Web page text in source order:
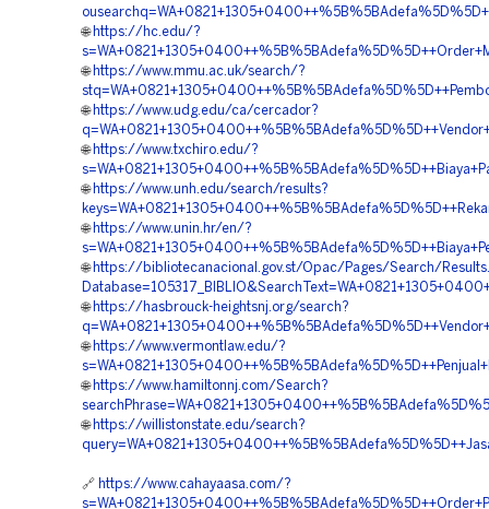
🌐 https://hc.edu/?
🌐 https://www.mmu.ac.uk/search/?
🌐 https://www.udg.edu/ca/cercador?
🌐 https://www.txchiro.edu/?
🌐 https://www.unh.edu/search/results?
🌐 https://www.unin.hr/en/?
🌐 https://bibliotecanacional.gov.st/Opac/Pages/Search/
🌐 https://hasbrouck-heightsnj.org/search?
🌐 https://www.vermontlaw.edu/?
🌐 https://www.hamiltonnj.com/Search?
🌐 https://willistonstate.edu/search?
🔗 https://www.cahayaasa.com/?